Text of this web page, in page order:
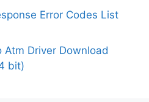
Error Codes List
Atm Driver Download
bit)